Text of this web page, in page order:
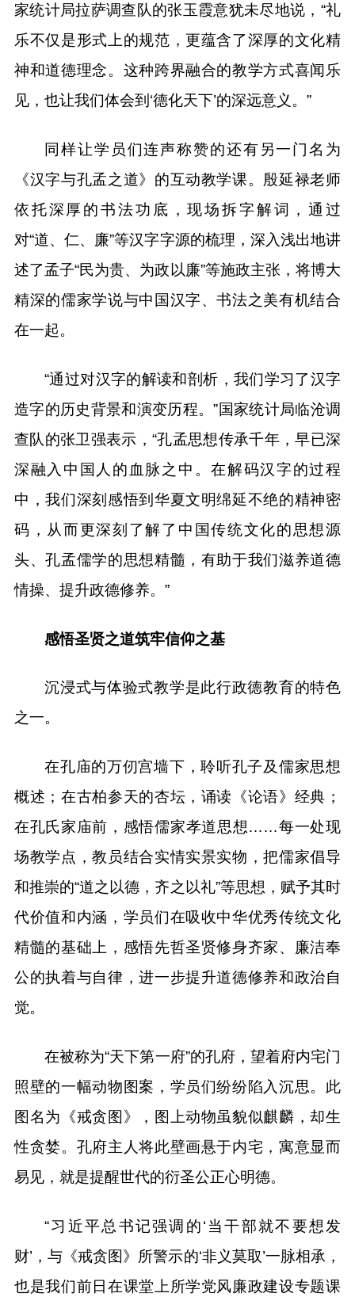
家统计局拉萨调查队的张玉霞意犹未尽地说，“礼
乐不仅是形式上的规范，更蕴含了深厚的文化精
神和道德理念。这种跨界融合的教学方式喜闻乐
见，也让我们体会到‘德化天下’的深远意义。”
同样让学员们连声称赞的还有另一门名为
《汉字与孔孟之道》的互动教学课。殷延禄老师
依托深厚的书法功底，现场拆字解词，通过
对“道、仁、廉”等汉字字源的梳理，深入浅出地讲
述了孟子“民为贵、为政以廉”等施政主张，将博大
精深的儒家学说与中国汉字、书法之美有机结合
在一起。
“通过对汉字的解读和剖析，我们学习了汉字
造字的历史背景和演变历程。”国家统计局临沧调
查队的张卫强表示，“孔孟思想传承千年，早已深
深融入中国人的血脉之中。在解码汉字的过程
中，我们深刻感悟到华夏文明绵延不绝的精神密
码，从而更深刻了解了中国传统文化的思想源
头、孔孟儒学的思想精髓，有助于我们滋养道德
情操、提升政德修养。”
感悟圣贤之道筑牢信仰之基
沉浸式与体验式教学是此行政德教育的特色
之一。
在孔庙的万仞宫墙下，聆听孔子及儒家思想
概述；在古柏参天的杏坛，诵读《论语》经典；
在孔氏家庙前，感悟儒家孝道思想……每一处现
场教学点，教员结合实情实景实物，把儒家倡导
和推崇的“道之以德，齐之以礼”等思想，赋予其时
代价值和内涵，学员们在吸收中华优秀传统文化
精髓的基础上，感悟先哲圣贤修身齐家、廉洁奉
公的执着与自律，进一步提升道德修养和政治自
觉。
在被称为“天下第一府”的孔府，望着府内宅门
照壁的一幅动物图案，学员们纷纷陷入沉思。此
图名为《戒贪图》，图上动物虽貌似麒麟，却生
性贪婪。孔府主人将此壁画悬于内宅，寓意显而
易见，就是提醒世代的衍圣公正心明德。
“习近平总书记强调的‘当干部就不要想发
财’，与《戒贪图》所警示的‘非义莫取’一脉相承，
也是我们前日在课堂上所学党风廉政建设专题课